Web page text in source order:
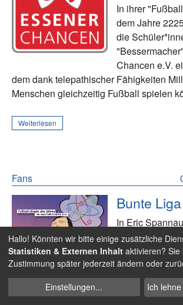
In ihrer
dem Jahre
die
Chancen e.V.
dem dank telepathischer Fähigkeiten
Menschen gleichzeitig Fußball spielen
Weiterlesen
Fans
Bunte
In Eric
Utopie wird
schon zu sehen
Dortmund und Leipzig spielen in einer
Rest misst sich in einem neu gestalteten
spannenden Wettbewerb, der "Bunten
Cookies
verwalten
Hallo! Könnten wir bitte einige zusätzliche
Statistiken & Externen Inhalt aktivieren?
Zustimmung später jederzeit ändern oder
Einstellungen... Ich